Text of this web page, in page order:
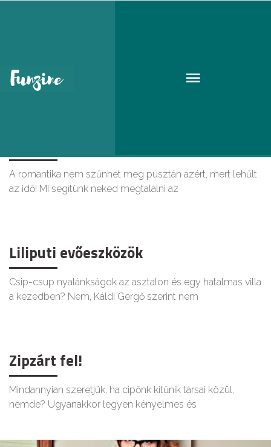
Location
A romantika nem szűnhet meg pusztán azért, mert lehűlt
az idő! Mi segítünk neked megtalálni az
Liliputi evőeszközök
Csip-csup nyalánkságok az asztalon és egy hatalmas villa
a kezedben? Nem, Káldi Gergő szerint nem
Zipzárt fel!
Mindannyian szeretjük, ha cipőnk kitűnik társai közül,
nemde? Ugyanakkor legyen kényelmes és